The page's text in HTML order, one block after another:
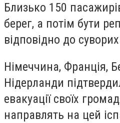
Близько 150
берег, а потім бути
відповідно до
Німеччина, Франція,
Нідерланди
евакуації своїх
направлять на цей